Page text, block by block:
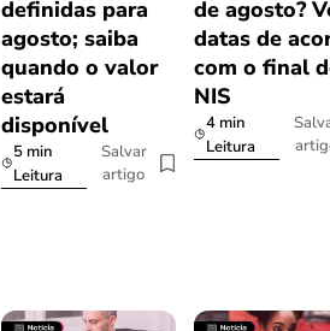
definidas para
agosto; saiba
quando o valor
estará
disponível
5 min
Leitura
Salvar
artigo
de agosto?
datas de
com o final
NIS
4 min
Leitura